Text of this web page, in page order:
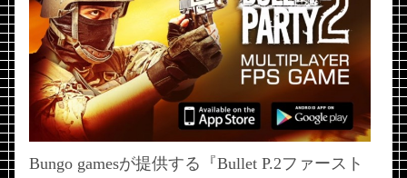
Bungo gamesが提供する『Bullet P.2ファースト